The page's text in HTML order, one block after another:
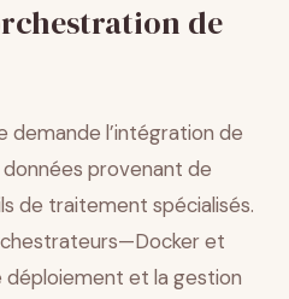
de
demande l’intégration de
provenant de
de traitement spécialisés.
et
et la gestion